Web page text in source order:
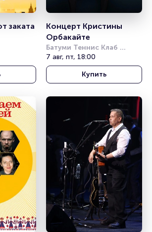
заката
Концерт Кристины
Орбакайте
Батуми Теннис Клаб
(Batumi Tennis Club)
7 авг, пт, 18:00
Купить